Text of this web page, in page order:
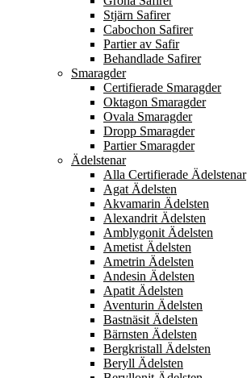
Stjärn Safirer
Cabochon Safirer
Partier av Safir
Behandlade Safirer
Smaragder
Certifierade Smaragder
Oktagon Smaragder
Ovala Smaragder
Dropp Smaragder
Partier Smaragder
Ädelstenar
Alla Certifierade Ädelstenar
Agat Ädelsten
Akvamarin Ädelsten
Alexandrit Ädelsten
Amblygonit Ädelsten
Ametist Ädelsten
Ametrin Ädelsten
Andesin Ädelsten
Apatit Ädelsten
Aventurin Ädelsten
Bastnäsit Ädelsten
Bärnsten Ädelsten
Bergkristall Ädelsten
Beryll Ädelsten